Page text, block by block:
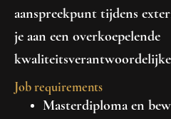
aanspreekpunt tijdens
je aan een overkoepelende
Job requirements
Masterdiploma en